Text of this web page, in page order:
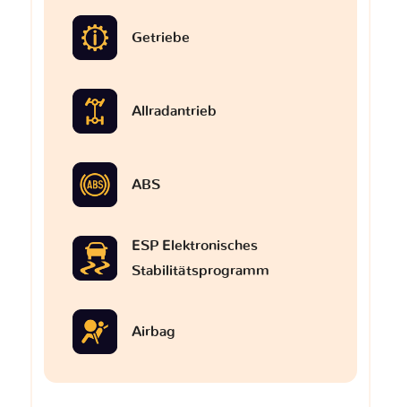
Getriebe
Allradantrieb
ABS
ESP Elektronisches
Stabilitätsprogramm
Airbag